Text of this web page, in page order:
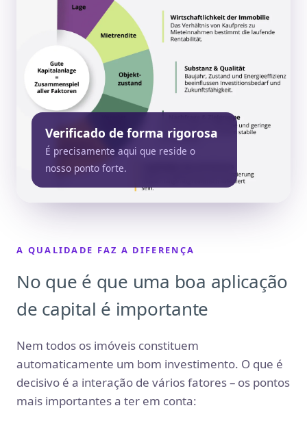
Verificado de forma rigorosa
É precisamente aqui que reside o
nosso ponto forte.
A QUALIDADE FAZ A DIFERENÇA
No que é que uma boa aplicação
de capital é importante
Nem todos os imóveis constituem
automaticamente um bom investimento. O que é
decisivo é a interação de vários fatores – os pontos
mais importantes a ter em conta: